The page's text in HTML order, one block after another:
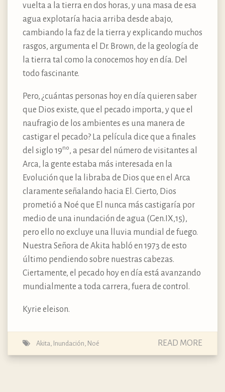
vuelta a la tierra en dos horas, y una masa de esa
agua explotaría hacia arriba desde abajo,
cambiando la faz de la tierra y explicando muchos
rasgos, argumenta el Dr. Brown, de la geología de
la tierra tal como la conocemos hoy en día. Del
todo fascinante.
Pero, ¿cuántas personas hoy en día quieren saber
que Dios existe, que el pecado importa, y que el
naufragio de los ambientes es una manera de
castigar el pecado? La película dice que a finales
del siglo 19no, a pesar del número de visitantes al
Arca, la gente estaba más interesada en la
Evolución que la libraba de Dios que en el Arca
claramente señalando hacia El. Cierto, Dios
prometió a Noé que El nunca más castigaría por
medio de una inundación de agua (Gen.IX,15),
pero ello no excluye una lluvia mundial de fuego.
Nuestra Señora de Akita habló en 1973 de esto
último pendiendo sobre nuestras cabezas.
Ciertamente, el pecado hoy en día está avanzando
mundialmente a toda carrera, fuera de control.
Kyrie eleison.
Akita Inundación Noé READ MORE